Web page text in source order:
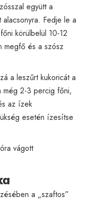
együtt a
Fedje le a
körülbelül 10-12
megfő és a szósz
a leszűrt kukoricát a
még 2-3 percig főni,
az ízek
esetén ízesítse
vágott
a „szaftos”